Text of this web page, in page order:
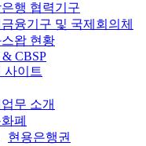
행 협력기구
융기구 및 국제회의체
왑 현황
& CBSP
사이트
무 소개
폐
현용은행권